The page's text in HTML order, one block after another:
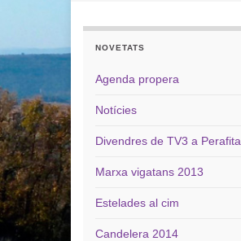
NOVETATS
Agenda propera
Notícies
Divendres de TV3 a Perafita
Marxa vigatans 2013
Estelades al cim
Candelera 2014